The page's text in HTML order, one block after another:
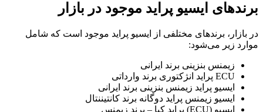
برندهای ایسیو پراید موجود در بازار
در بازار، برندهای مختلفی از ایسیو پراید موجود است که شامل
موارد زیر می‌شود:
زیمنس بنزینی برند ایرانی
ECU پراید انژکتوری برند وارداتی
ایسیو پراید زیمنس بنزینی برند ایرانی
ایسیو زیمنس پراید دوگانه برند کانتیننتال
ایسیو (ECU) پراید کیا – برند زیمنس